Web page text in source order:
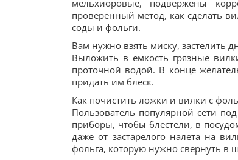
мельхиоровые, подвержены
проверенный метод, как сделать
соды и фольги.
Вам нужно взять миску, застелить
Выложить в емкость грязные
проточной водой. В конце
придать им блеск.
Как почистить ложки и вилки с
Пользователь популярной сети
приборы, чтобы блестели, в
даже от застарелого налета на
фольга, которую нужно свернуть в